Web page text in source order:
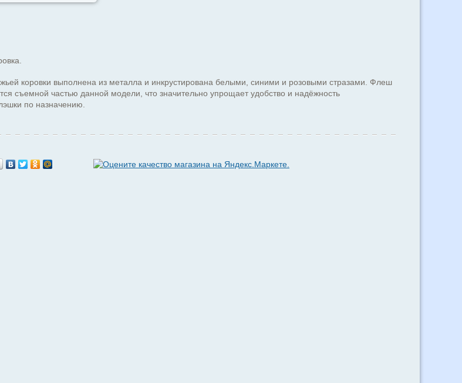
коровки выполнена из металла и инкрустирована белыми, синими и розовыми стразами. Флеш
съемной частью данной модели, что значительно упрощает удобство и надёжность
по назначению.